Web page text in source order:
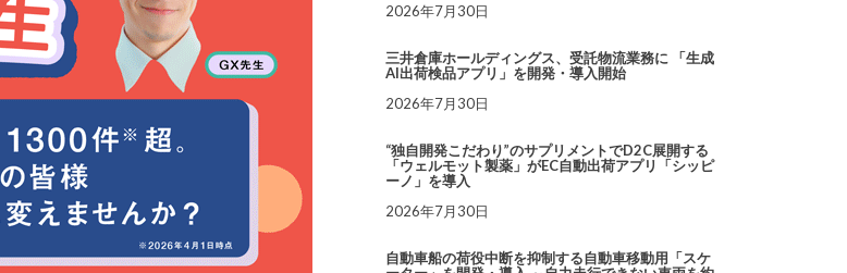
2026年7月30日
三井倉庫ホールディングス、受託物流業務に 「生成
AI出荷検品アプリ」を開発・導入開始
2026年7月30日
“独自開発こだわり”のサプリメントでD2C展開する
「ウェルモット製薬」がEC自動出荷アプリ「シッピ
ーノ」を導入
2026年7月30日
自動車船の荷役中断を抑制する自動車移動用「スケ